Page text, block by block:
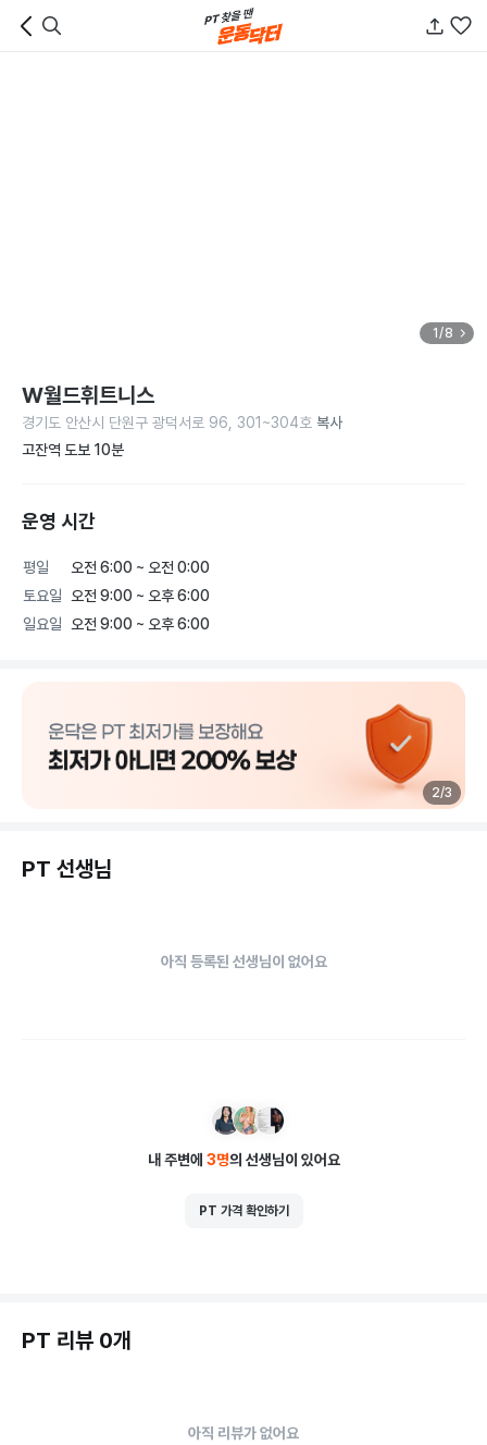
1/8
W월드휘트니스
경기도 안산시 단원구 광덕서로 96, 301~304호 복사
고잔역 도보 10분
운영 시간
평일
오전 6:00 ~ 오전 0:00
토요일
오전 9:00 ~ 오후 6:00
일요일
오전 9:00 ~ 오후 6:00
2/3
PT 선생님
아직 등록된 선생님이 없어요
내 주변에 3명의 선생님이 있어요
PT 가격 확인하기
PT 리뷰 0개
아직 리뷰가 없어요